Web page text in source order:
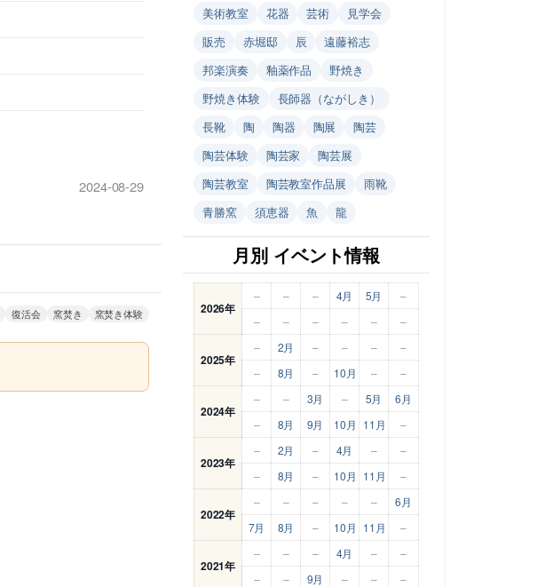
2024-08-29
復活会 窯焚き 窯焚き体験
美術教室
花器 芸術
見学会
販売
赤堀邸 辰
遠藤裕志
邦楽演奏
釉薬作品
野焼き
野焼き体験
長師器（ながしき）
長靴
陶 陶器 陶展
陶芸
陶芸体験
陶芸家
陶芸展
陶芸教室
陶芸教室作品展
雨靴
青勝窯
須恵器 魚 龍
月別 イベント情報
2026年
– – – 4月 5月
–
–
– – – – –
2025年
– 2月 – – –
–
–
8月 – 10月 – –
2024年
– – 3月 – 5月
6月
–
8月 9月 10月 11月 –
2023年
– 2月 – 4月 –
–
–
8月 – 10月 11月 –
2022年
– – – – –
6月
7月
8月 – 10月 11月 –
2021年
– – – 4月 –
–
–
– 9月 – – –